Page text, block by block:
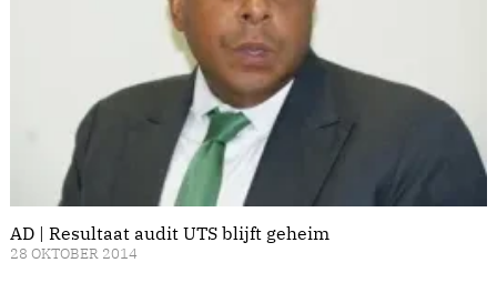
AD | Resultaat audit UTS blijft geheim
28 OKTOBER 2014